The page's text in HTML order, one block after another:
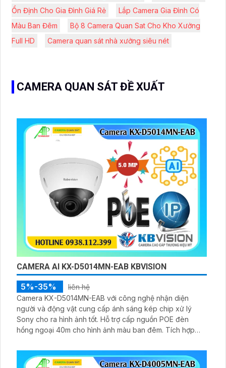
Ổn Định Cho Gia Đình Giá Rẻ
Lắp Camera Gia Đình Có
Màu Ban Đêm
Bộ 8 Camera Quan Sat Cho Kho Xưởng
Full HD
Camera quan sát nhà xưởng siêu nét
CAMERA QUAN SÁT ĐỀ XUẤT
CAMERA AI KX-D5014MN-EAB KBVISION
5%-35%
liên hệ
Camera KX-D5014MN-EAB với công nghệ nhận diện
người và động vật cung cấp ánh sáng kép chip xử lý
Sony cho ra hình ảnh tốt. Hỗ trợ cấp nguồn POE đèn
hồng ngoại 40m cho hình ảnh màu ban đêm. Tích hợp